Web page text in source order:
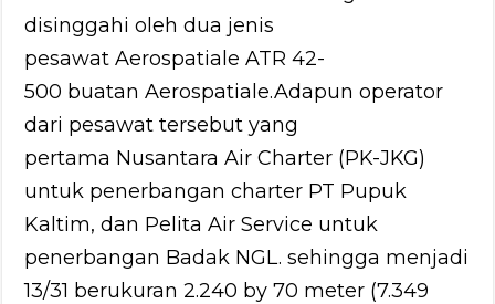
disinggahi oleh dua jenis
pesawat Aerospatiale ATR 42-
500 buatan Aerospatiale.Adapun operator
dari pesawat tersebut yang
pertama Nusantara Air Charter (PK-JKG)
untuk penerbangan charter PT Pupuk
Kaltim, dan Pelita Air Service untuk
penerbangan Badak NGL. sehingga menjadi
13/31 berukuran 2.240 by 70 meter (7.349